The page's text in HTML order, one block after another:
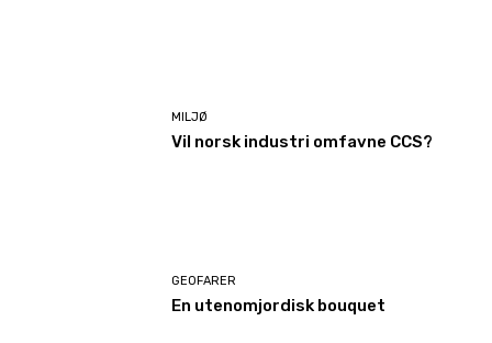
MILJØ
Vil norsk industri omfavne CCS?
GEOFARER
En utenomjordisk bouquet